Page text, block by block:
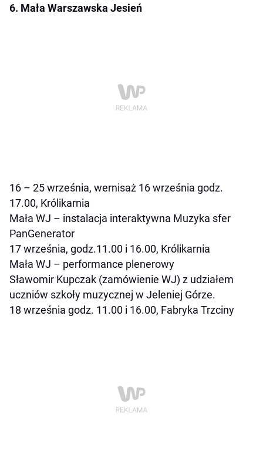
6. Mała Warszawska Jesień
16 – 25 września, wernisaż 16 września godz.
17.00, Królikarnia
Mała WJ – instalacja interaktywna Muzyka sfer
PanGenerator
17 września, godz.11.00 i 16.00, Królikarnia
Mała WJ – performance plenerowy
Sławomir Kupczak (zamówienie WJ) z udziałem
uczniów szkoły muzycznej w Jeleniej Górze.
18 września godz. 11.00 i 16.00, Fabryka Trzciny